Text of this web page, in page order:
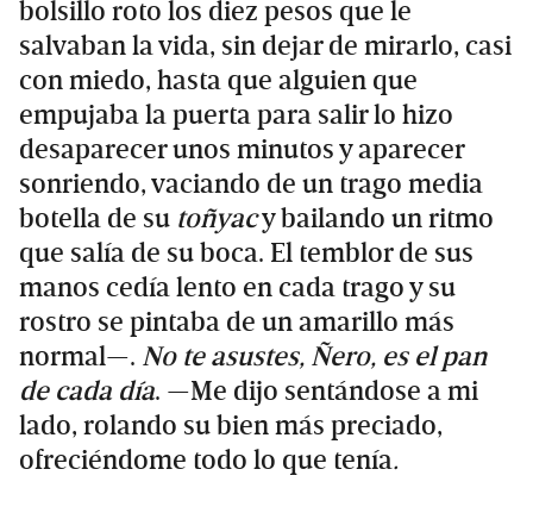
bolsillo roto los diez pesos que le
salvaban la vida, sin dejar de mirarlo, casi
con miedo, hasta que alguien que
empujaba la puerta para salir lo hizo
desaparecer unos minutos y aparecer
sonriendo, vaciando de un trago media
botella de su toñyacy bailando un ritmo
que salía de su boca. El temblor de sus
manos cedía lento en cada trago y su
rostro se pintaba de un amarillo más
normal—. No te asustes, Ñero, es el pan
de cada día. —Me dijo sentándose a mi
lado, rolando su bien más preciado,
ofreciéndome todo lo que tenía.